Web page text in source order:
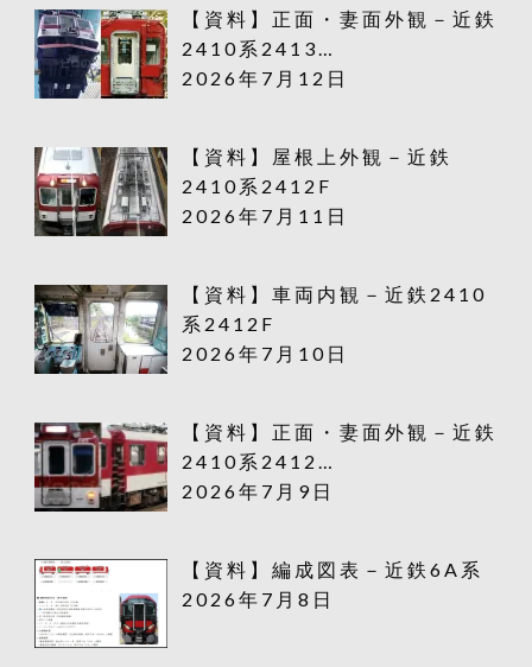
【資料】正面・妻面外観－近鉄
2410系2413…
2026年7月12日
【資料】屋根上外観－近鉄
2410系2412F
2026年7月11日
【資料】車両内観－近鉄2410
系2412F
2026年7月10日
【資料】正面・妻面外観－近鉄
2410系2412…
2026年7月9日
【資料】編成図表－近鉄6A系
2026年7月8日